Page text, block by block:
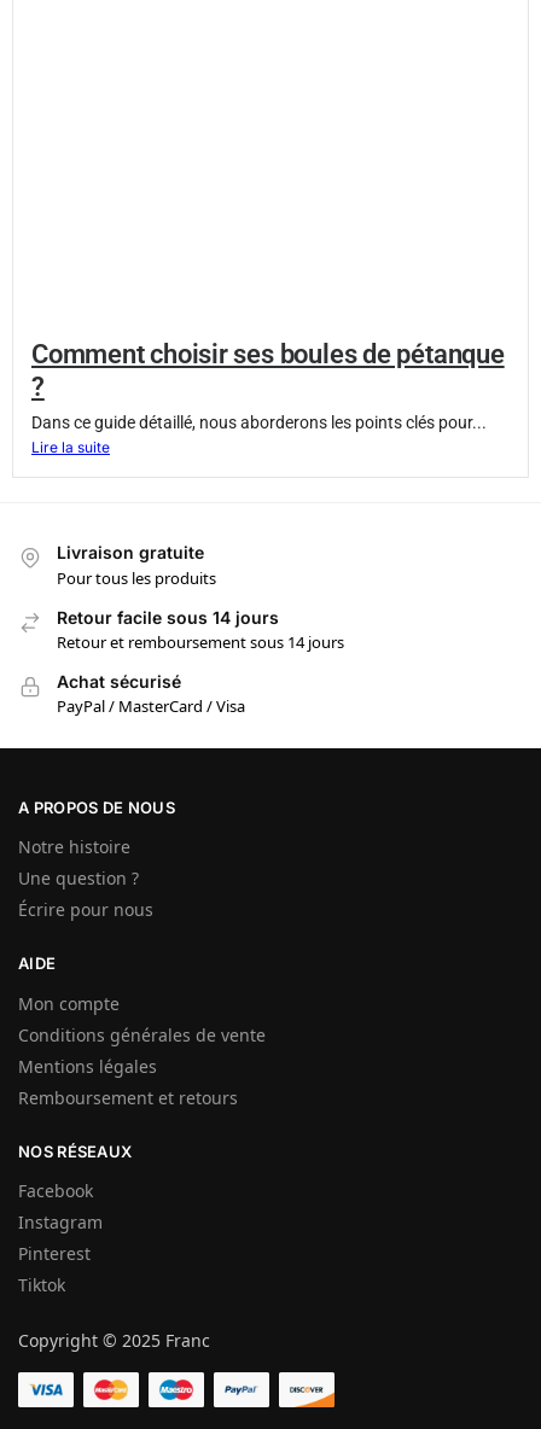
Comment choisir ses boules de pétanque
?
Dans ce guide détaillé, nous aborderons les points clés pour...
Lire la suite
Livraison gratuite
Pour tous les produits
Retour facile sous 14 jours
Retour et remboursement sous 14 jours
Achat sécurisé
PayPal / MasterCard / Visa
A PROPOS DE NOUS
Notre histoire
Une question ?
Écrire pour nous
AIDE
Mon compte
Conditions générales de vente
Mentions légales
Remboursement et retours
NOS RÉSEAUX
Facebook
Instagram
Pinterest
Tiktok
Copyright © 2025 Franc